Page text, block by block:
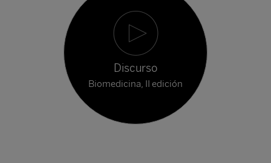
Discurso
Biomedicina, II edición